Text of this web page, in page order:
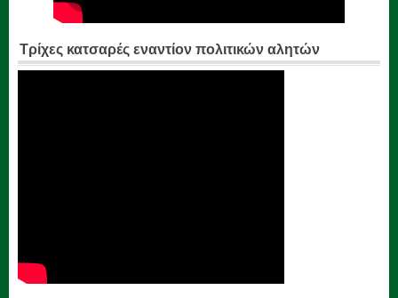
Τρίχες κατσαρές εναντίον πολιτικών αλητών